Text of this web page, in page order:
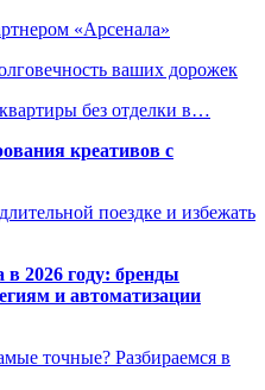
«Арсенала»
ваших дорожек
без отделки в…
креативов с
поездке и избежать
2026 году: бренды
и автоматизации
точные? Разбираемся в